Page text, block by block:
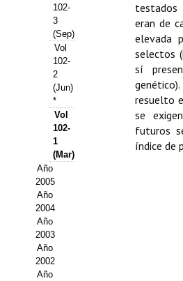
Buscador de Comunicaciones
Buscador de Comunicaciones
CONTACTO
BUSCADOR
102-
3
(Sep)
Vol
102-
2
(Jun)
*
Vol
102-
1
(Mar)
Año
2005
Año
2004
Año
2003
Año
2002
Año
testados
eran de
elevada
selectos
sí
resuelto
se
futuros
índice de